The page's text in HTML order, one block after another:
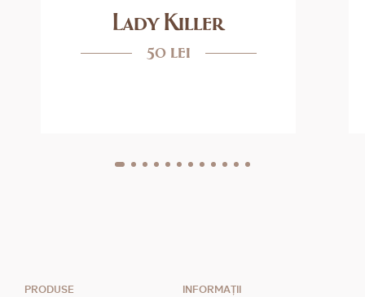
Lady Killer
50 lei
PRODUSE INFORMAȚII